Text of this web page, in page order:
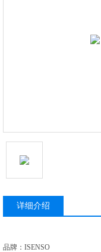
详细介绍
品牌：ISENSO